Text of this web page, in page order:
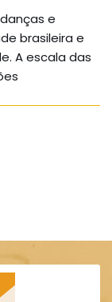
e
brasileira e
A escala das